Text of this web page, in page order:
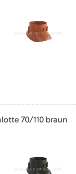
70/110 braun